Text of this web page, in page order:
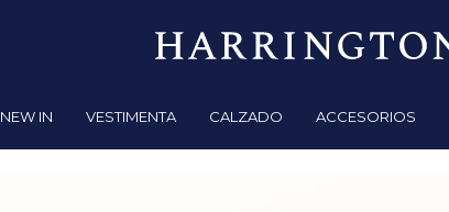
NEW IN VESTIMENTA CALZADO ACCESORIOS